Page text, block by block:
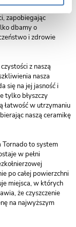
zabrudzenia
zapobiegając
dbamy o
i zdrowie
z naszą
nasza
się na jej jasność i
tylko błyszczy
łatwość w utrzymaniu
naszą ceramikę
Tornado to system
w pełni
po całej powierzchni
miejsca, w których
że czyszczenie
na najwyższym